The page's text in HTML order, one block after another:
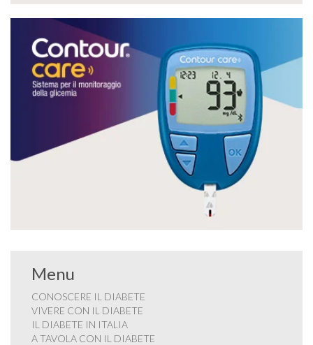
Menu
CONOSCERE IL DIABETE
VIVERE CON IL DIABETE
IL DIABETE IN ITALIA
A TAVOLA CON IL DIABETE